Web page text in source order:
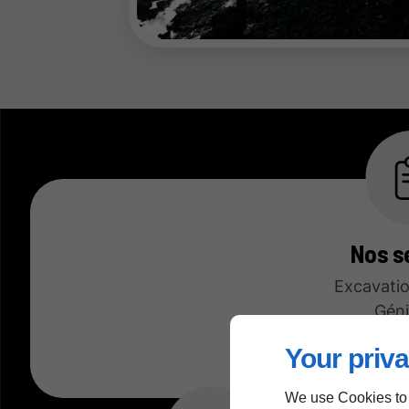
Your
We use Cookies
Nos